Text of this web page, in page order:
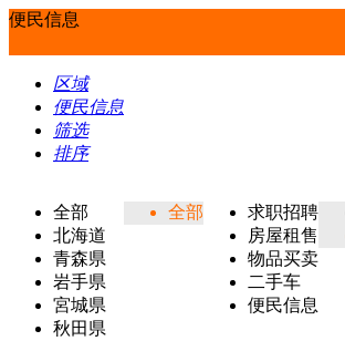
便民信息
区域
便民信息
筛选
排序
全部
北海道
青森県
岩手県
宮城県
秋田県
全部
求职招聘
房屋租售
物品买卖
二手车
便民信息